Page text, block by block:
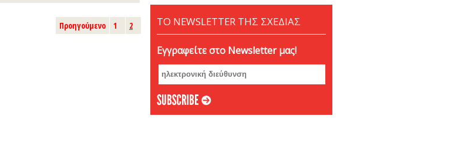
Προηγούμενο 1 2
Φεβρουάριος 2025
Ιανουάριος 2025
Δεκέμβριος 2024
Νοέμβριος 2024
Οκτώβριος 2024
Σεπτέμβριος 2024
Αύγουστος 2024
Ιούνιος 2024
ΤΟ NEWSLETTER ΤΗΣ ΣΧΕΔΙΑΣ
Εγγραφείτε στο Newsletter μας!